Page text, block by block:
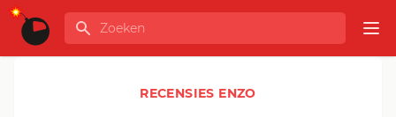
Ga naar de inhoud
GLOBALINFO
Zoeken
RECENSIES ENZO